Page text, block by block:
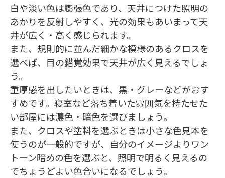
白や淡い色は膨張色であり、天井につけた照明の
あかりを反射しやすく、光の効果もあいまって天
井が広く・高く感じられます。
また、規則的に並んだ細かな模様のあるクロスを
選べば、目の錯覚効果で天井が広く見えるでしょ
う。
重厚感を出したいときは、黒・グレーなどがおす
すめです。寝室など落ち着いた雰囲気を持たせた
い部屋には濃色・暗色を選びましょう。
また、クロスや塗料を選ぶときは小さな色見本を
使うのが一般的ですが、自分のイメージよりワン
トーン暗めの色を選ぶと、照明で明るく見えるの
でちょうどよい色合いになるでしょう。